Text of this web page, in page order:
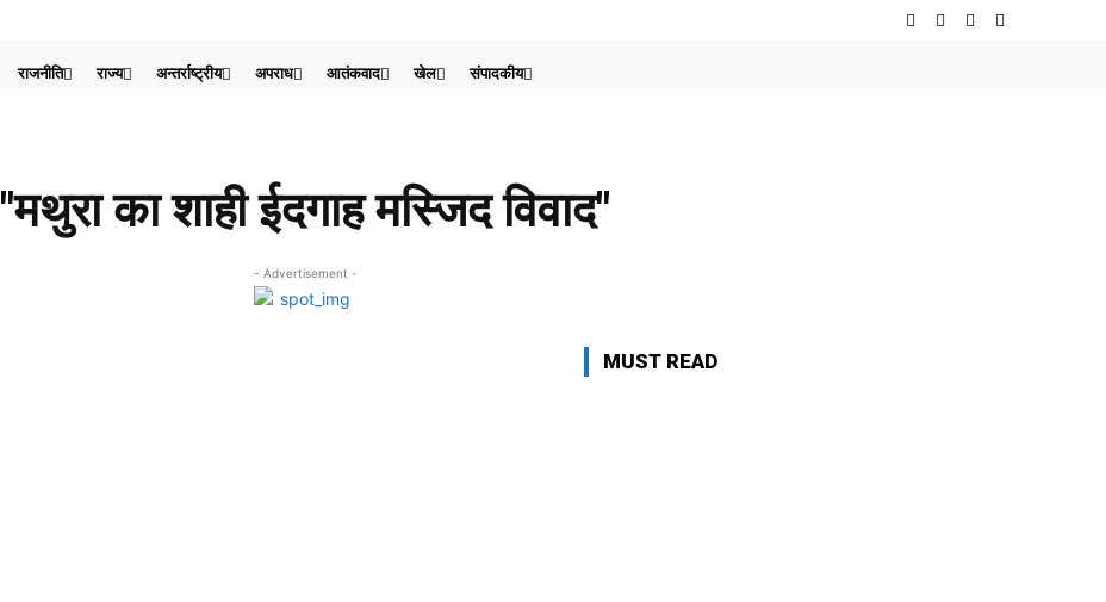
राजनीति राज्य अन्तर्राष्ट्रीय अपराध आतंकवाद खेल संपादकीय
"मथुरा का शाही ईदगाह मस्जिद विवाद"
- Advertisement -
MUST READ